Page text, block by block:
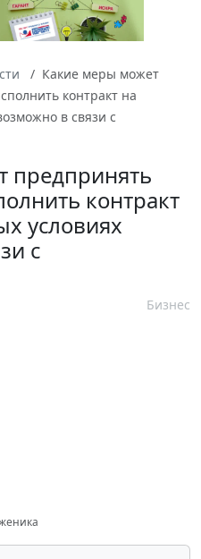
Какие меры может
контракт на
в связи с
предпринять
контракт
условиях
с
Бизнес